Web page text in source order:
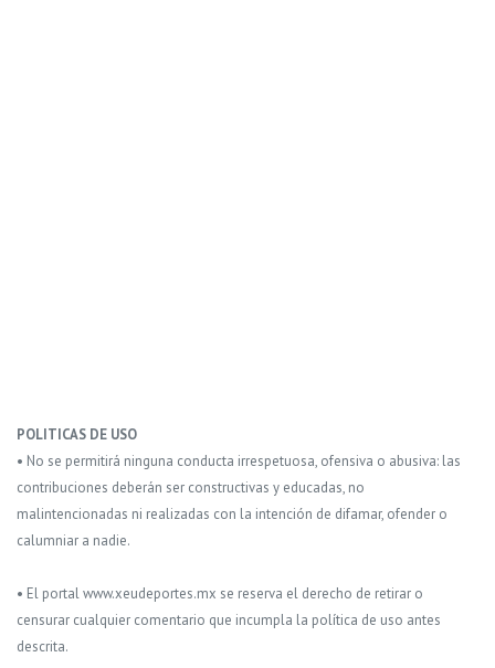
POLITICAS DE USO
• No se permitirá ninguna conducta irrespetuosa, ofensiva o abusiva: las
contribuciones deberán ser constructivas y educadas, no
malintencionadas ni realizadas con la intención de difamar, ofender o
calumniar a nadie.
• El portal www.xeudeportes.mx se reserva el derecho de retirar o
censurar cualquier comentario que incumpla la política de uso antes
descrita.